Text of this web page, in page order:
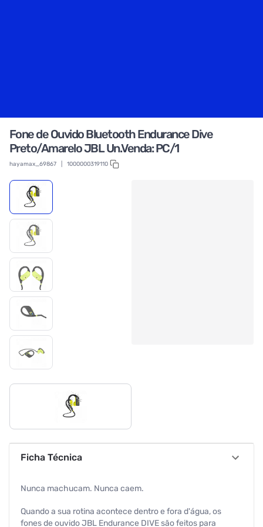
Fone de Ouvido Bluetooth Endurance Dive
Preto/Amarelo JBL Un.Venda: PC/1
hayamax_69867 1000000319110
Ficha Técnica
Nunca machucam. Nunca caem.
Quando a sua rotina acontece dentro e fora d'água, os
fones de ouvido JBL Endurance DIVE são feitos para